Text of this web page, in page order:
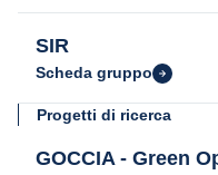
SIR
Scheda gruppo
Progetti di ricerca
GOCCIA - Green